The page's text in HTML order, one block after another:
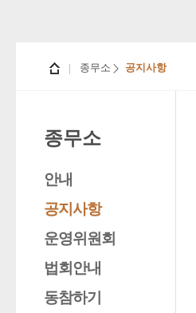
종무소 공지사항
종무소
안내
공지사항
운영위원회
법회안내
동참하기